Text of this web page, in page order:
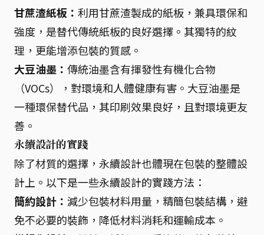
甘蔗渣紙板： 利用甘蔗渣製成的紙板，兼具環保和
強度，是替代傳統紙板的良好選擇。其獨特的紋
理，更能增添包裝的質感。
大豆油墨： 傳統油墨含有揮發性有機化合物
（VOCs），對環境和人體健康有害。大豆油墨是
一種環保替代品，其印刷效果良好，且對環境更友
善。
永續設計的實踐
除了材質的選擇，永續設計也體現在包裝的整體設
計上。以下是一些永續設計的實踐方法：
簡約設計： 減少包裝材料用量，精簡包裝結構，避
免不必要的裝飾，降低材料消耗和運輸成本。